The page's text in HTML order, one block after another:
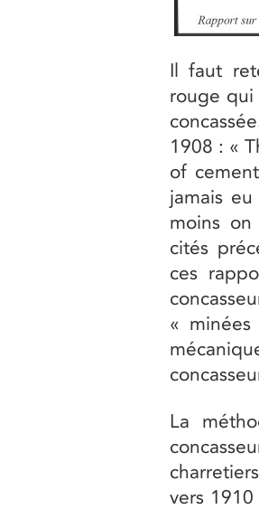
Il faut
rouge
1908 : «
of
jamais
moins
cités
ces
«
La
vers